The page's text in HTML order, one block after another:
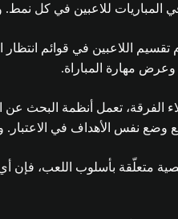
المباريات للاعبين في كل نمط.
اللاعبين في قوائم
وعرض مهارة المباراة.
الفرقة، تعمل أنظمة البحث
وضع نفس الأهداف في الاعتبار.
متعلّقة بأسلوب اللعب، فإن